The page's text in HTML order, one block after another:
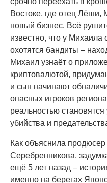
Востоке, где отец Лёши,
новый бизнес. Всё
известно, что у Михаила
охотятся бандиты –
Михаил узнаёт о
криптовалютой,
и сын начинают
опасных игроков
реальностью
убийства и
Как объяснила
Серебренникова,
ещё 5 лет назад –
именно на берегах